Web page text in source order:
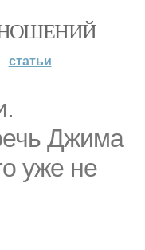
статьи
Джима
уже не